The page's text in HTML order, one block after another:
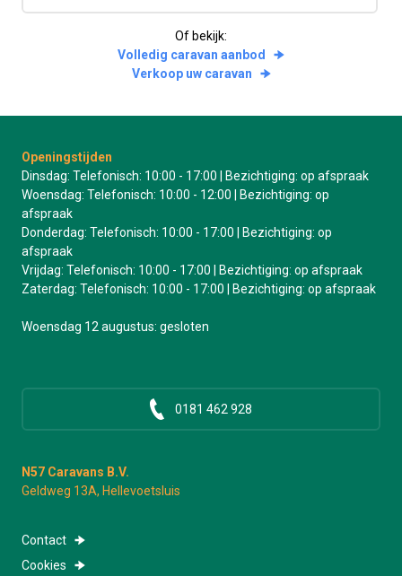
Of bekijk:
Volledig caravan aanbod
Verkoop uw caravan
Openingstijden
Dinsdag: Telefonisch: 10:00 - 17:00 | Bezichtiging: op afspraak
Woensdag: Telefonisch: 10:00 - 12:00 | Bezichtiging: op
afspraak
Donderdag: Telefonisch: 10:00 - 17:00 | Bezichtiging: op
afspraak
Vrijdag: Telefonisch: 10:00 - 17:00 | Bezichtiging: op afspraak
Zaterdag: Telefonisch: 10:00 - 17:00 | Bezichtiging: op afspraak
Woensdag 12 augustus: gesloten
0181 462 928
N57 Caravans B.V.
Geldweg 13A, Hellevoetsluis
Contact
Cookies